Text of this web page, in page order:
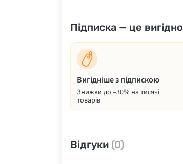
Підписка — це вигідно
Вигідніше з підпискою
Знижки до –30% на тисячі
товарів
Відгуки (0)